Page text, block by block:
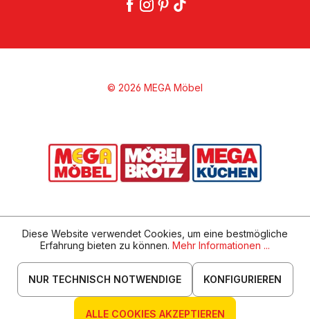
© 2026 MEGA Möbel
Diese Website verwendet Cookies, um eine bestmögliche
Erfahrung bieten zu können. Mehr Informationen ...
NUR TECHNISCH NOTWENDIGE KONFIGURIEREN
ALLE COOKIES AKZEPTIEREN